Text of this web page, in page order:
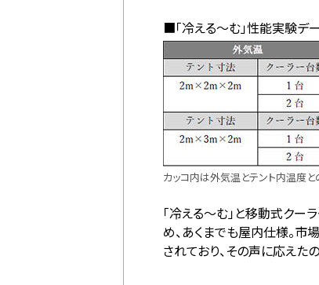
■「冷える～む」性能実験デ
カッコ内は外気温とテント内温度
「冷える～む」と移動式ク
め、あくまでも屋内仕様。市
されており、その声に応えた